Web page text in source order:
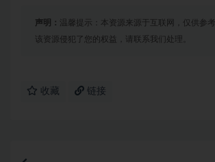
声明： 温馨提示：本资源来源于互联网，仅供参
该资源侵犯了您的权益，请联系我们处理。
收藏 链接